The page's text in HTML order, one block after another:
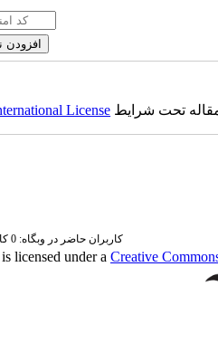
مقاله تحت شرایط License
licensed under a Creative
کاربران حاضر در وبگاه: 0 کاربر;